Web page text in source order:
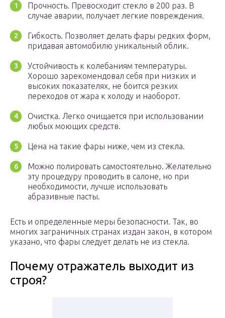
Прочность. Превосходит стекло в 200 раз. В
случае аварии, получает легкие повреждения.
Гибкость. Позволяет делать фары редких форм,
придавая автомобилю уникальный облик.
Устойчивость к колебаниям температуры.
Хорошо зарекомендовал себя при низких и
высоких показателях, не боится резких
переходов от жара к холоду и наоборот.
Очистка. Легко очищается при использовании
любых моющих средств.
Цена на такие фары ниже, чем из стекла.
Можно полировать самостоятельно. Желательно
эту процедуру проводить в салоне, но при
необходимости, лучше использовать
абразивные пасты.
Есть и определенные меры безопасности. Так, во
многих заграничных странах издан закон, в котором
указано, что фары следует делать не из стекла.
Почему отражатель выходит из
строя?